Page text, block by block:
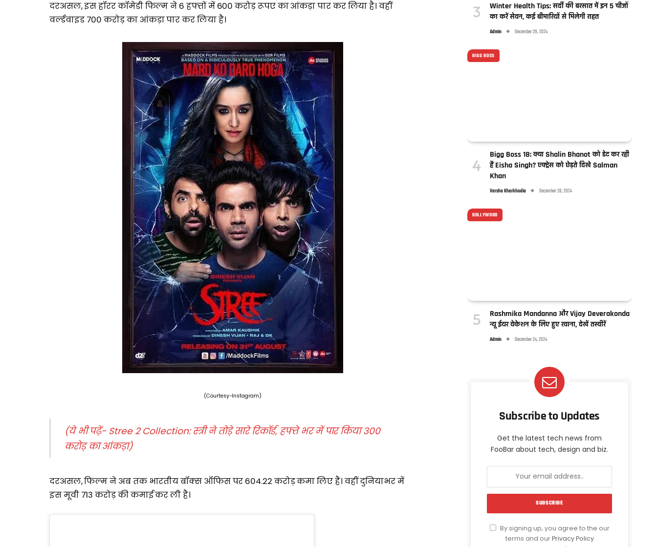
दरअसल, इस हॉरर कॉमेडी फिल्म ने 6 हफ्तों में 600 करोड़ रूपए का आंकड़ा पार कर लिया है। वहीं
वर्ल्डवाइड 700 करोड़ का आंकड़ा पार कर लिया है।
(Courtesy-Instagram)
(ये भी पढ़ें- Stree 2 Collection: स्त्री ने तोड़े सारे रिकॉर्ड, हफ्ते भर में पार किया 300
करोड़ का आंकड़ा)
दरअसल, फिल्म ने अब तक भारतीय बॉक्स ऑफिस पर 604.22 करोड़ कमा लिए हैं। वहीं दुनियाभर में
इस मूवी 713 करोड़ की कमाई कर ली है।
Winter Health Tips: सर्दी की बरसात में इन 5 चीजों
का करें सेवन, कई बीमारियों से मिलेगी राहत
Admin December 29, 2024
BIGG BOSS
Bigg Boss 18: क्या Shalin Bhanot को डेट कर रही
हैं Eisha Singh? एक्ट्रेस को छेड़ते दिखे Salman
Khan
Varsha Kharkhodia December 28, 2024
BOLLYWOOD
Rashmika Mandanna और Vijay Deverakonda
न्यू ईयर वेकेशन के लिए हुए रवाना, देखें तस्वीरें
Admin December 24, 2024
Subscribe to Updates
Get the latest tech news from
FooBar about tech, design and biz.
By signing up, you agree to the our
terms and ourPrivacy Policy